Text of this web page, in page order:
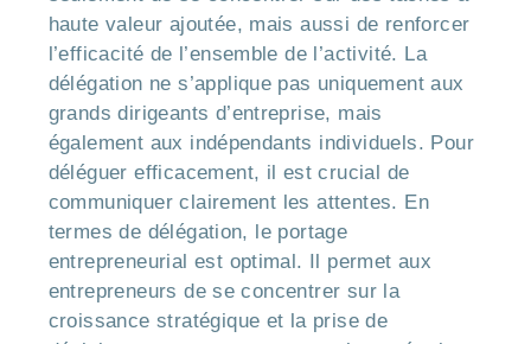
haute valeur ajoutée, mais aussi de renforcer
l’efficacité de l’ensemble de l’activité. La
délégation ne s’applique pas uniquement aux
grands dirigeants d’entreprise, mais
également aux indépendants individuels. Pour
déléguer efficacement, il est crucial de
communiquer clairement les attentes. En
termes de délégation, le portage
entrepreneurial est optimal. Il permet aux
entrepreneurs de se concentrer sur la
croissance stratégique et la prise de